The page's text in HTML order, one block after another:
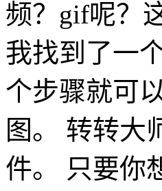
频？gif呢？
我找到了一
个步骤就可
图。 转转大
件。 只要你